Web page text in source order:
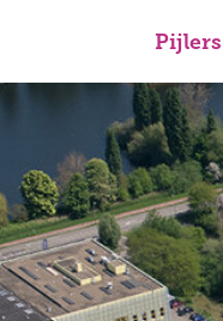
Pijlers